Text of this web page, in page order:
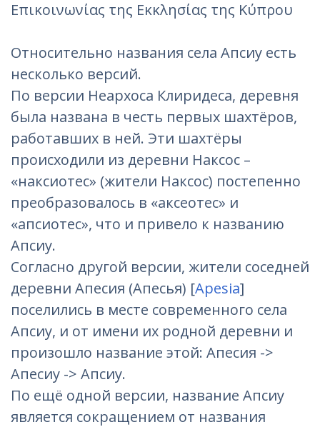
Επικοινωνίας της Εκκλησίας της Κύπρου
Относительно названия села Апсиу есть
несколько версий.
По версии Неархоса Клиридеса, деревня
была названа в честь первых шахтёров,
работавших в ней. Эти шахтёры
происходили из деревни Наксос –
«наксиотес» (жители Наксос) постепенно
преобразовалось в «аксеотес» и
«апсиотес», что и привело к названию
Апсиу.
Согласно другой версии, жители соседней
деревни Апесия (Апесья) [Apesia]
поселились в месте современного села
Апсиу, и от имени их родной деревни и
произошло название этой: Апесия ->
Апесиу -> Апсиу.
По ещё одной версии, название Апсиу
является сокращением от названия